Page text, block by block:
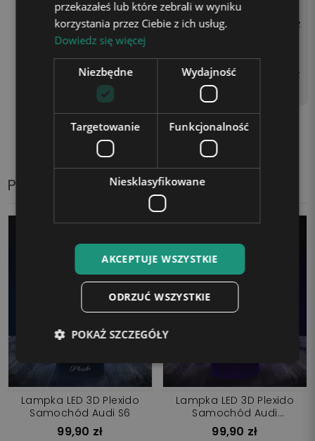
AA (brak w zestawie) lub p
oprzez podłączenie kabla z
użyciem kostki zasilającej
(np. od telefonu) lub gniaz
da USB w laptopie.
Produkty z tej samej kategorii
Lampka LED 3D Plexido
Samochód Audi S6
99,90 zł
Lampka LED 3D Plexido
Samochód Audi
Futurystyczne
99,90 zł
przekazałeś lub które zebrali w wyniku
korzystania przez Ciebie z ich usług.
Dowiedz się więcej
Niezbędne Wydajność
Targetowanie Funkcjonalność
Niesklasyfikowane
AKCEPTUJE WSZYSTKIE
ODRZUĆ WSZYSTKIE
POKAŻ SZCZEGÓŁY